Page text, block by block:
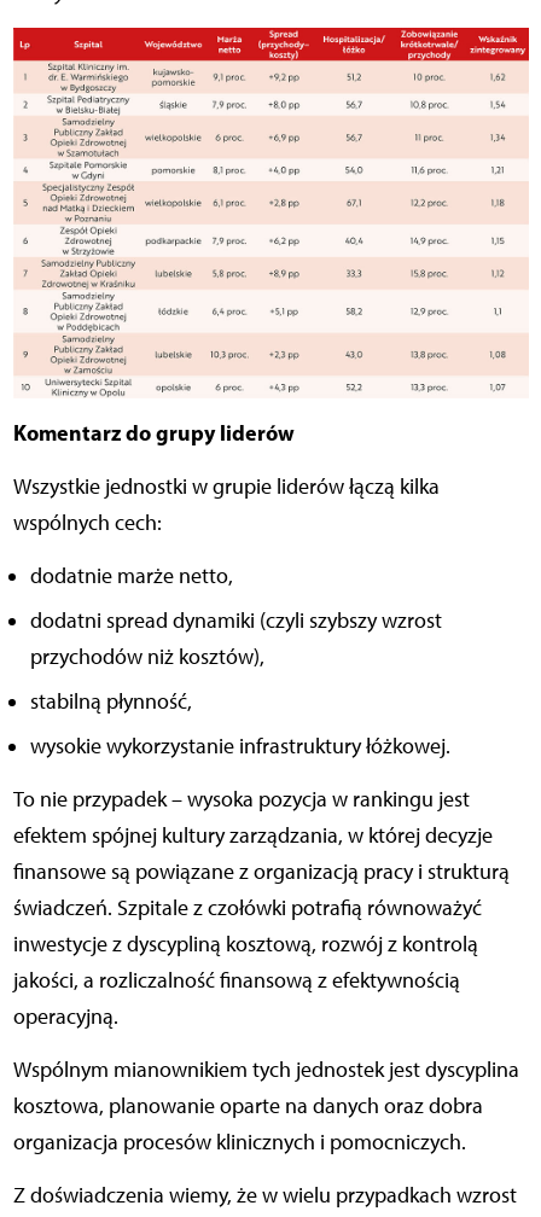
Komentarz do grupy liderów
Wszystkie jednostki w grupie liderów łączą kilka
wspólnych cech:
dodatnie marże netto,
dodatni spread dynamiki (czyli szybszy wzrost
przychodów niż kosztów),
stabilną płynność,
wysokie wykorzystanie infrastruktury łóżkowej.
To nie przypadek – wysoka pozycja w rankingu jest
efektem spójnej kultury zarządzania, w której decyzje
finansowe są powiązane z organizacją pracy i strukturą
świadczeń. Szpitale z czołówki potrafią równoważyć
inwestycje z dyscypliną kosztową, rozwój z kontrolą
jakości, a rozliczalność finansową z efektywnością
operacyjną.
Wspólnym mianownikiem tych jednostek jest dyscyplina
kosztowa, planowanie oparte na danych oraz dobra
organizacja procesów klinicznych i pomocniczych.
Z doświadczenia wiemy, że w wielu przypadkach wzrost